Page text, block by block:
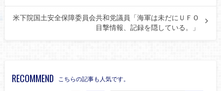
米下院国土安全保障委員会共和党議員「海軍は未だにＵＦＯ
目撃情報、記録を隠している。」
RECOMMEND こちらの記事も人気です。